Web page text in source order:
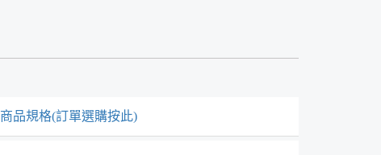
商品規格(訂單選購按此)